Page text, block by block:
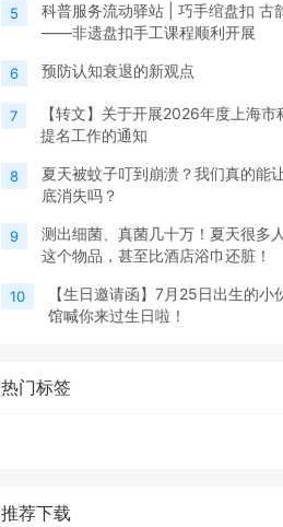
5
科普服务流动驿站 | 巧手绾盘扣 古
——非遗盘扣手工课程顺利开展
6 预防认知衰退的新观点
7
【转文】关于开展2026年度上海市
提名工作的通知
8
夏天被蚊子叮到崩溃？我们真的能
底消失吗？
9
测出细菌、真菌几十万！夏天很多
这个物品，甚至比酒店浴巾还脏！
10
【生日邀请函】7月25日出生的小
馆喊你来过生日啦！
热门标签
推荐下载